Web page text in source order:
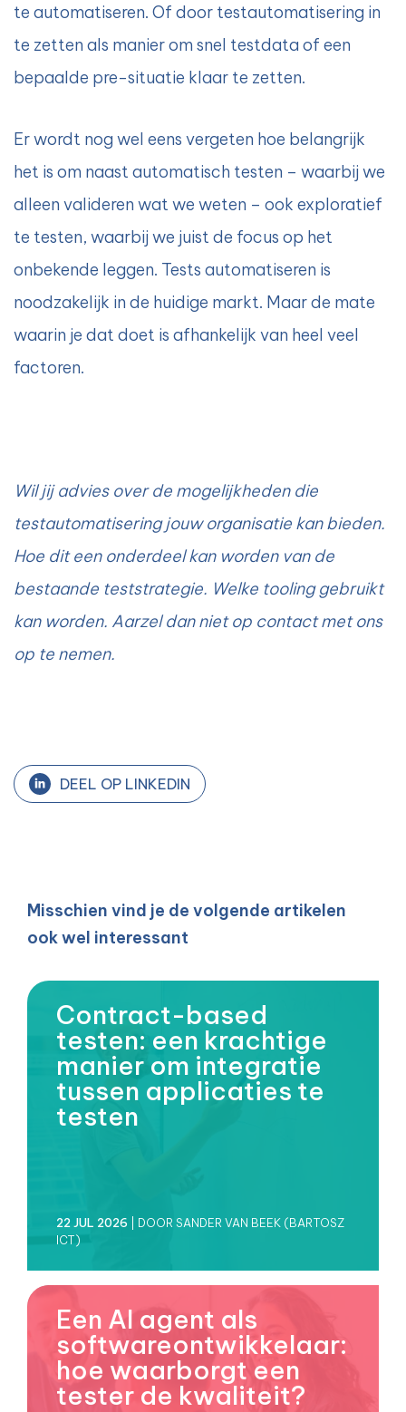
te automatiseren. Of door testautomatisering in
te zetten als manier om snel testdata of een
bepaalde pre-situatie klaar te zetten.
Er wordt nog wel eens vergeten hoe belangrijk
het is om naast automatisch testen – waarbij we
alleen valideren wat we weten – ook exploratief
te testen, waarbij we juist de focus op het
onbekende leggen. Tests automatiseren is
noodzakelijk in de huidige markt. Maar de mate
waarin je dat doet is afhankelijk van heel veel
factoren.
Wil jij advies over de mogelijkheden die
testautomatisering jouw organisatie kan bieden.
Hoe dit een onderdeel kan worden van de
bestaande teststrategie. Welke tooling gebruikt
kan worden. Aarzel dan niet op contact met ons
op te nemen.
DEEL OP LINKEDIN
Misschien vind je de volgende artikelen
ook wel interessant
Contract-based
testen: een krachtige
manier om integratie
tussen applicaties te
testen
22 JUL 2026
| DOOR SANDER VAN BEEK (BARTOSZ
ICT)
Een AI agent als
softwareontwikkelaar:
hoe waarborgt een
tester de kwaliteit?